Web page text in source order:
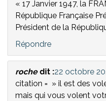
« 17 Janvier 1947, la
République Française
Président de la
Répondre
roche dit :22 octobre
citation = » il est des
mais qui vous volent